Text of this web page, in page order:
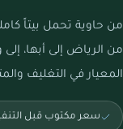
من حاوية تحمل بيتاً
من الرياض إلى أبها،
المعيار في التغليف
سعر مكتوب قبل